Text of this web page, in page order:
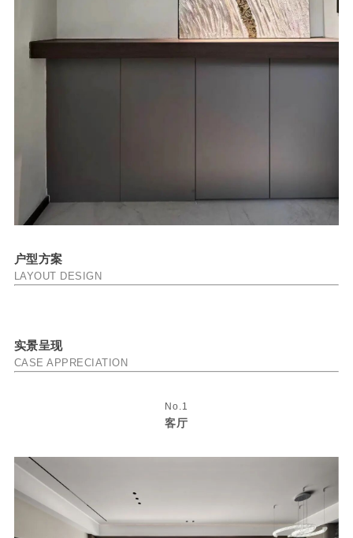
户型方案
LAYOUT DESIGN
实景呈现
CASE APPRECIATION
No.1
客厅